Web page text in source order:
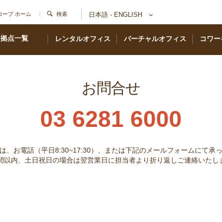
ープ ホーム 検索 日本語 - ENGLISH
レンタルオフィス バーチャルオフィス コワ
拠点一覧
お問合せ
03 6281 6000
、お電話（平日8:30~17:30）、または下記のメールフォームにて承
以内、土日祝日の場合は翌営業日に担当者より折り返しご連絡いたし